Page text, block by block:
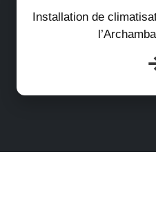
Installation de